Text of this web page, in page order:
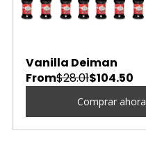
Vanilla Deiman
From$28.01$104.50
Comprar ahora